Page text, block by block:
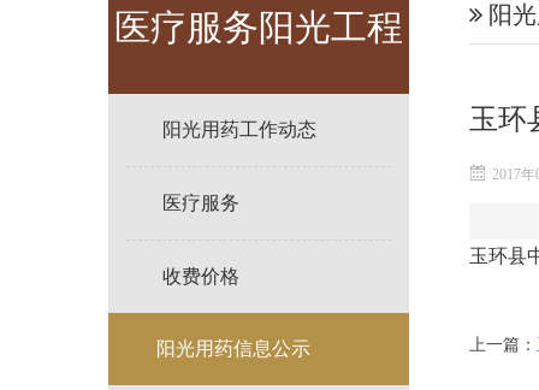
医疗服务阳光工程
阳光用药工作动态
医疗服务
收费价格
阳光用药信息公示
阳
玉环
2017
玉环县
上一篇：